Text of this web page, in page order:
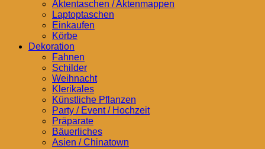
Aktentaschen / Aktenmappen
Laptoptaschen
Einkaufen
Körbe
Dekoration
Fahnen
Schilder
Weihnacht
Klerikales
Künstliche Pflanzen
Party / Event / Hochzeit
Präparate
Bäuerliches
Asien / Chinatown